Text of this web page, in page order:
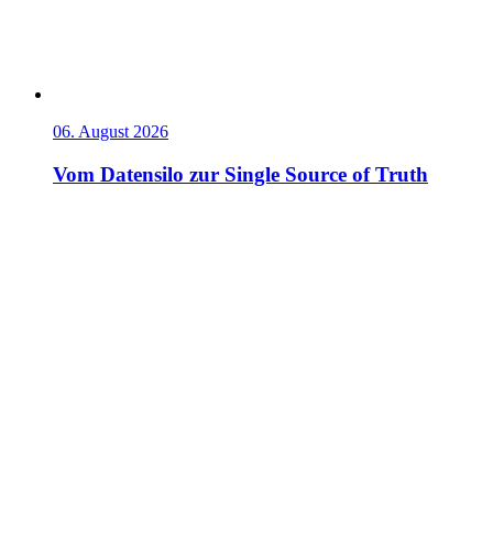
06. August 2026
Vom Datensilo zur Single Source of Truth